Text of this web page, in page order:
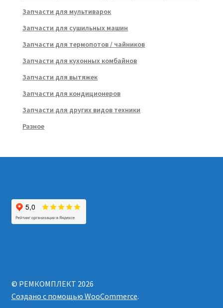
Запчасти для мультиварок
Запчасти для сушильных машин
Запчасти для термопотов / чайников
Запчасти для кухонных комбайнов
Запчасти для вытяжек
Запчасти для кондиционеров
Запчасти для других видов техники
Разное
© РЕМКОМПЛЕКТ 2026
Создано с помощью WooCommerce.